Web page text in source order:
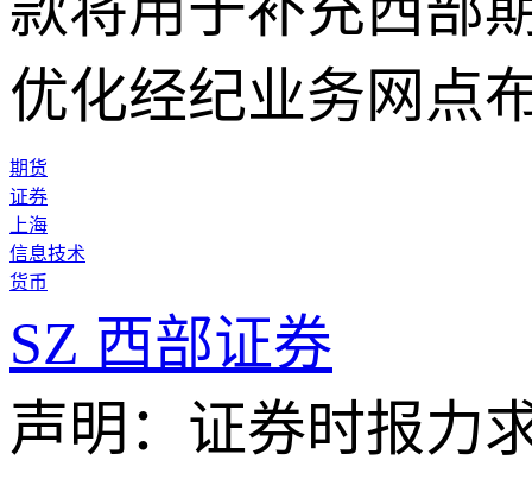
优化经纪业务网点
期货
证券
上海
信息技术
货币
SZ 西部证券
声明：证券时报力